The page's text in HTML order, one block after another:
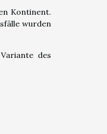
Kontinent.
wurden
des